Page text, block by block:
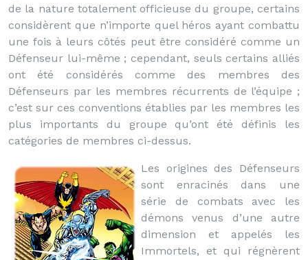
de la nature totalement officieuse du groupe, certains
considèrent que n’importe quel héros ayant combattu
une fois à leurs côtés peut être considéré comme un
Défenseur lui-même ; cependant, seuls certains alliés
ont été considérés comme des membres des
Défenseurs par les membres récurrents de l’équipe ;
c’est sur ces conventions établies par les membres les
plus importants du groupe qu’ont été définis les
catégories de membres ci-dessus.
Les origines des Défenseurs
sont enracinés dans une
série de combats avec les
démons venus d’une autre
dimension et appelés les
Immortels, et qui régnèrent